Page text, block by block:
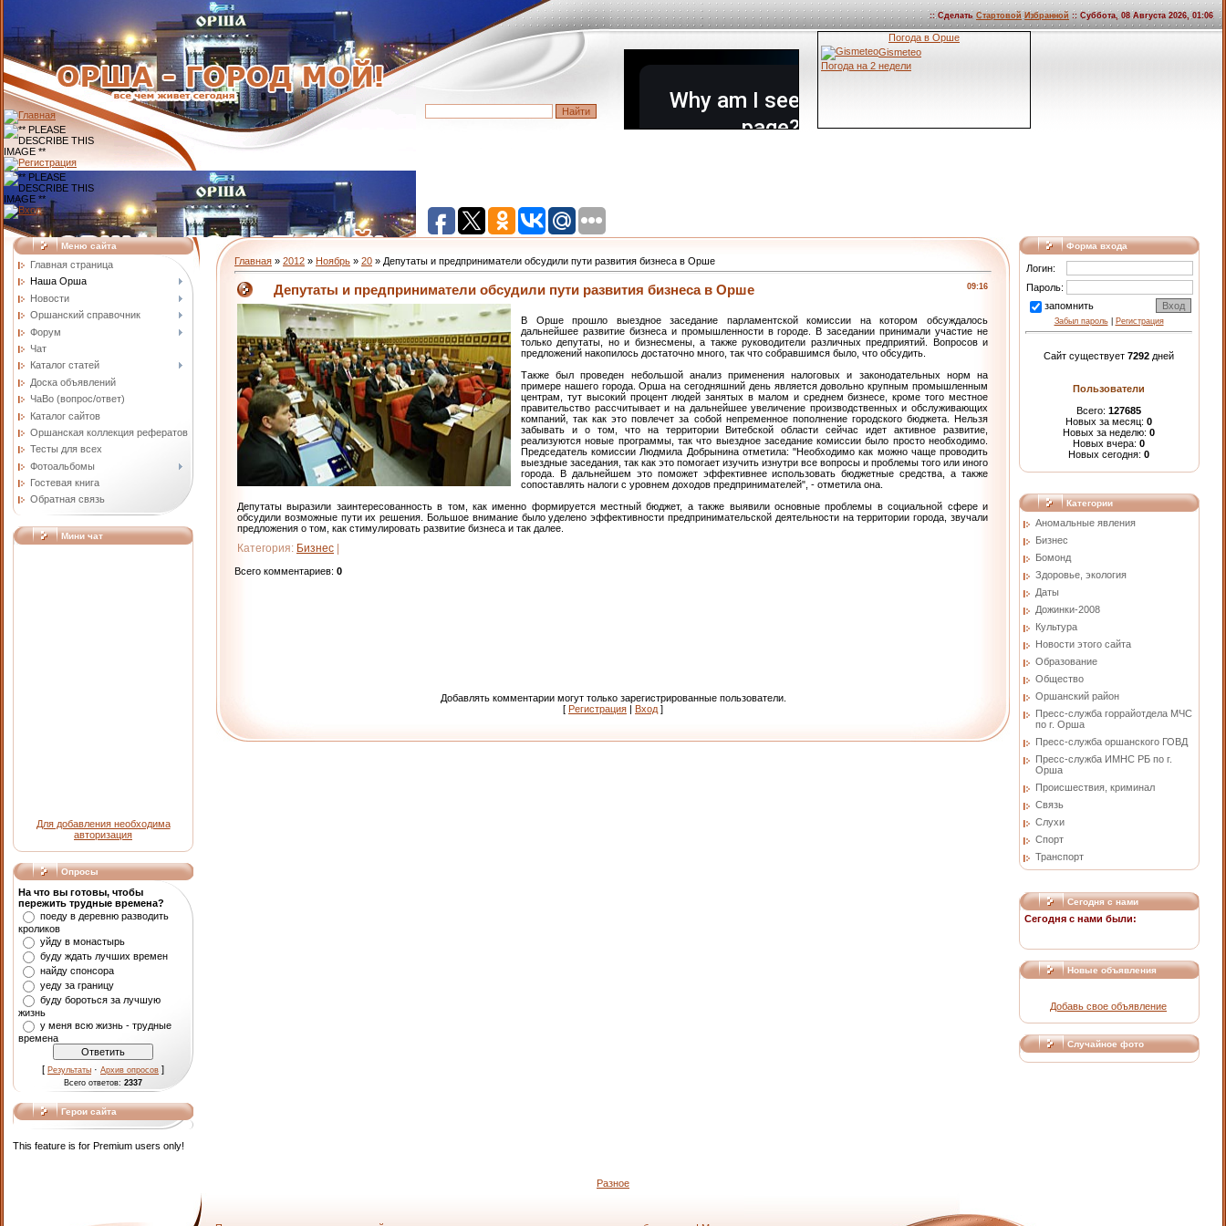
:: Сделать Стартовой Избранной :: Суббота, 08 Августа 2026, 01:06
Погода в Орше
Gismeteo
Погода на 2 недели
Меню сайта
Главная страница
Наша Орша
Новости
Оршанский справочник
Форум
Чат
Каталог статей
Доска объявлений
ЧаВо (вопрос/ответ)
Каталог сайтов
Оршанская коллекция рефератов
Тесты для всех
Фотоальбомы
Гостевая книга
Обратная связь
Мини чат
Для добавления необходима
авторизация
Опросы
На что вы готовы, чтобы
пережить трудные времена?
поеду в деревню разводить
кроликов
уйду в монастырь
буду ждать лучших времен
найду спонсора
уеду за границу
буду бороться за лучшую
жизнь
у меня всю жизнь - трудные
времена
[ Результаты · Архив опросов ]
Всего ответов: 2337
Герои сайта
This feature is for Premium users only!
Главная » 2012 » Ноябрь » 20 » Депутаты и предприниматели обсудили пути развития бизнеса в Орше
09:16
Депутаты и предприниматели обсудили пути развития бизнеса в Орше
В Орше прошло выездное заседание парламентской комиссии на котором обсуждалось
дальнейшее развитие бизнеса и промышленности в городе. В заседании принимали участие не
только депутаты, но и бизнесмены, а также руководители различных предприятий. Вопросов и
предложений накопилось достаточно много, так что собравшимся было, что обсудить.
Также был проведен небольшой анализ применения налоговых и законодательных норм на
примере нашего города. Орша на сегодняшний день является довольно крупным промышленным
центрам, тут высокий процент людей занятых в малом и среднем бизнесе, кроме того местное
правительство рассчитывает и на дальнейшее увеличение производственных и обслуживающих
компаний, так как это повлечет за собой непременное пополнение городского бюджета. Нельзя
забывать и о том, что на территории Витебской области сейчас идет активное развитие,
реализуются новые программы, так что выездное заседание комиссии было просто необходимо.
Председатель комиссии Людмила Добрынина отметила: "Необходимо как можно чаще проводить
выездные заседания, так как это помогает изучить изнутри все вопросы и проблемы того или иного
города. В дальнейшем это поможет эффективнее использовать бюджетные средства, а также
сопоставлять налоги с уровнем доходов предпринимателей", - отметила она.
Депутаты выразили заинтересованность в том, как именно формируется местный бюджет, а также выявили основные проблемы в социальной сфере и
обсудили возможные пути их решения. Большое внимание было уделено эффективности предпринимательской деятельности на территории города, звучали
предложения о том, как стимулировать развитие бизнеса и так далее.
Категория: Бизнес |
Всего комментариев: 0
Добавлять комментарии могут только зарегистрированные пользователи.
[ Регистрация | Вход ]
Форма входа
Логин:
Пароль:
запомнить
Забыл пароль| Регистрация
Сайт существует 7292 дней
Пользователи
Всего: 127685
Новых за месяц: 0
Новых за неделю: 0
Новых вчера: 0
Новых сегодня: 0
Категории
Аномальные явления
Бизнес
Бомонд
Здоровье, экология
Даты
Дожинки-2008
Культура
Новости этого сайта
Образование
Общество
Оршанский район
Пресс-служба горрайотдела МЧС
по г. Орша
Пресс-служба оршанского ГОВД
Пресс-служба ИМНС РБ по г.
Орша
Проиcшествия, криминал
Связь
Слухи
Спорт
Транспорт
Сегодня с нами
Сегодня с нами были:
Новые объявления
Добавь свое объявление
Случайное фото
Разное